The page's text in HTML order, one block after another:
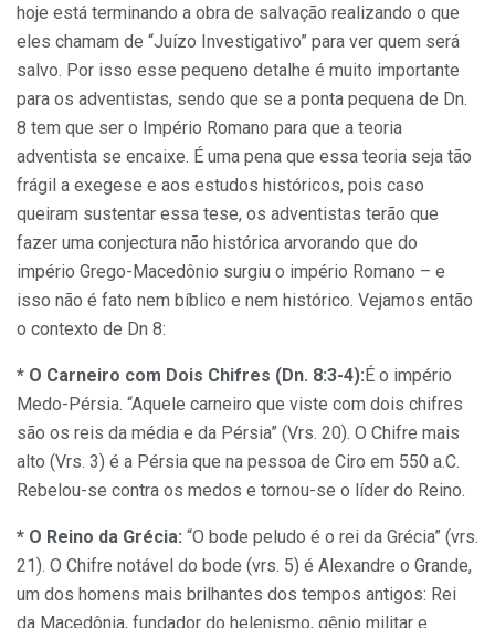
hoje está terminando a obra de salvação realizando o que
eles chamam de “Juízo Investigativo” para ver quem será
salvo. Por isso esse pequeno detalhe é muito importante
para os adventistas, sendo que se a ponta pequena de Dn.
8 tem que ser o Império Romano para que a teoria
adventista se encaixe. É uma pena que essa teoria seja tão
frágil a exegese e aos estudos históricos, pois caso
queiram sustentar essa tese, os adventistas terão que
fazer uma conjectura não histórica arvorando que do
império Grego-Macedônio surgiu o império Romano – e
isso não é fato nem bíblico e nem histórico. Vejamos então
o contexto de Dn 8:
* O Carneiro com Dois Chifres (Dn. 8:3-4):É o império
Medo-Pérsia. “Aquele carneiro que viste com dois chifres
são os reis da média e da Pérsia” (Vrs. 20). O Chifre mais
alto (Vrs. 3) é a Pérsia que na pessoa de Ciro em 550 a.C.
Rebelou-se contra os medos e tornou-se o líder do Reino.
* O Reino da Grécia: “O bode peludo é o rei da Grécia” (vrs.
21). O Chifre notável do bode (vrs. 5) é Alexandre o Grande,
um dos homens mais brilhantes dos tempos antigos: Rei
da Macedônia, fundador do helenismo, gênio militar e